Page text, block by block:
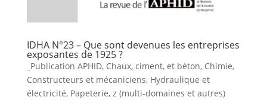
IDHA N°23 – Que sont devenues les entreprises
exposantes de 1925 ?
_Publication APHID, Chaux, ciment, et béton, Chimie,
Constructeurs et mécaniciens, Hydraulique et
électricité, Papeterie, z (multi-domaines et autres)